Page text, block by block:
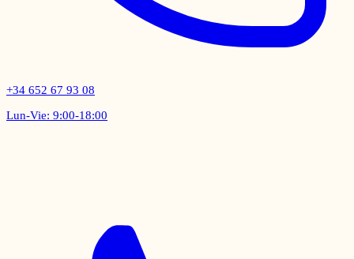
+34 652 67 93 08
Lun-Vie: 9:00-18:00